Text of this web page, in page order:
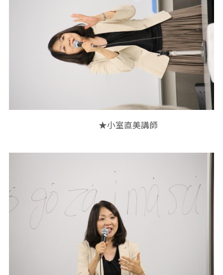
★小室直美講師